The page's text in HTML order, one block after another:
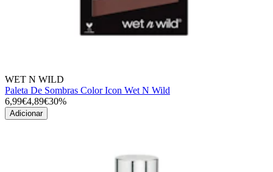
WET N WILD
Paleta De Sombras Color Icon Wet N Wild
6,99€4,89€30%
Adicionar